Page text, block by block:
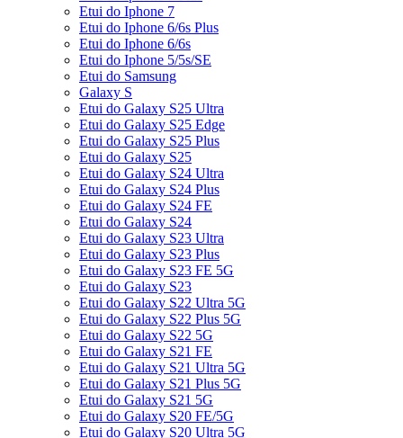
Etui do Iphone 7
Etui do Iphone 6/6s Plus
Etui do Iphone 6/6s
Etui do Iphone 5/5s/SE
Etui do Samsung
Galaxy S
Etui do Galaxy S25 Ultra
Etui do Galaxy S25 Edge
Etui do Galaxy S25 Plus
Etui do Galaxy S25
Etui do Galaxy S24 Ultra
Etui do Galaxy S24 Plus
Etui do Galaxy S24 FE
Etui do Galaxy S24
Etui do Galaxy S23 Ultra
Etui do Galaxy S23 Plus
Etui do Galaxy S23 FE 5G
Etui do Galaxy S23
Etui do Galaxy S22 Ultra 5G
Etui do Galaxy S22 Plus 5G
Etui do Galaxy S22 5G
Etui do Galaxy S21 FE
Etui do Galaxy S21 Ultra 5G
Etui do Galaxy S21 Plus 5G
Etui do Galaxy S21 5G
Etui do Galaxy S20 FE/5G
Etui do Galaxy S20 Ultra 5G